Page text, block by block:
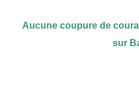
Aucune coupure de
sur